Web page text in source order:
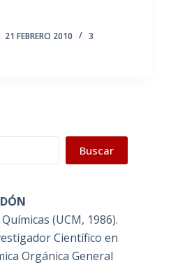
21 FEBRERO 2010
3
Buscar
(UCM, 1986).
Científico en
Orgánica General